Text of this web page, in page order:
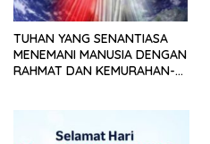
TUHAN YANG SENANTIASA
MENEMANI MANUSIA DENGAN
RAHMAT DAN KEMURAHAN-